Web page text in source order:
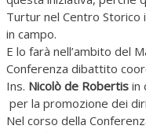
Turtur nel Centro Storico
in campo.
E lo farà nell’ambito del
Conferenza dibattito
Ins. Nicolò de Robertis in
per la promozione dei
Nel corso della